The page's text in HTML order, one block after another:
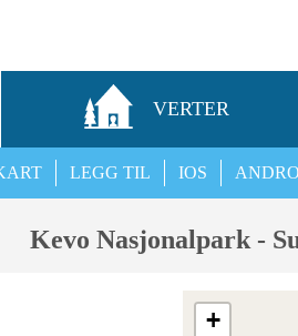
VERTER
IOS
LEGG TIL
Kevo Nasjonalpark -
+